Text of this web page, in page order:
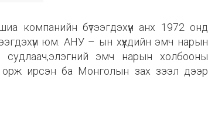
компанийн бүтээгдэхүүн анх 1972 онд
юм. АНУ – ын хүүхдийн эмч нарын
эмч нарын холбооны
орж ирсэн ба Монголын зах зээл дээр